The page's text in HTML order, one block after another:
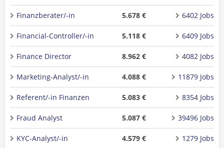
Finanzberater/-in 5.678 € 6402 Jobs
Financial-Controller/-in 5.118 € 6409 Jobs
Finance Director 8.962 € 4082 Jobs
Marketing-Analyst/-in 4.088 € 11879 Jobs
Referent/-in Finanzen 5.083 € 8354 Jobs
Fraud Analyst 5.087 € 39496 Jobs
KYC-Analyst/-in 4.579 € 1279 Jobs